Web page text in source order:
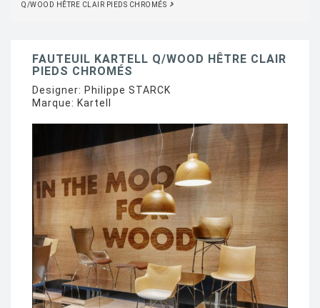
Q/WOOD HÊTRE CLAIR PIEDS CHROMÉS
FAUTEUIL KARTELL Q/WOOD HÊTRE CLAIR
PIEDS CHROMÉS
Designer: Philippe STARCK
Marque: Kartell